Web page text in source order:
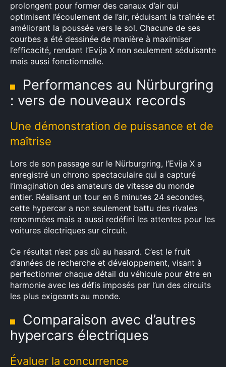
prolongent pour former des canaux d’air qui
optimisent l’écoulement de l’air, réduisant la traînée et
améliorant la poussée vers le sol. Chacune de ses
courbes a été dessinée de manière à maximiser
l’efficacité, rendant l’Evija X non seulement séduisante
mais aussi fonctionnelle.
Performances au Nürburgring
: vers de nouveaux records
Une démonstration de puissance et de
maîtrise
Lors de son passage sur le Nürburgring, l’Evija X a
enregistré un chrono spectaculaire qui a capturé
l’imagination des amateurs de vitesse du monde
entier. Réalisant un tour en 6 minutes 24 secondes,
cette hypercar a non seulement battu des rivales
renommées mais a aussi redéfini les attentes pour les
voitures électriques sur circuit.
Ce résultat n’est pas dû au hasard. C’est le fruit
d’années de recherche et développement, visant à
perfectionner chaque détail du véhicule pour être en
harmonie avec les défis imposés par l’un des circuits
les plus exigeants au monde.
Comparaison avec d’autres
hypercars électriques
Évaluer la concurrence